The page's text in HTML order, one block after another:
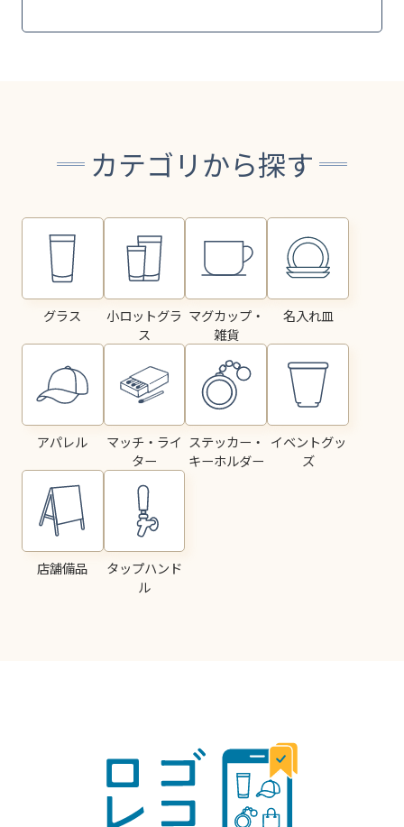
カテゴリから探す
グラス
小ロットグラ
ス
マグカップ・
雑貨
名入れ皿
アパレル
マッチ・ライ
ター
ステッカー・
キーホルダー
イベントグッ
ズ
店舗備品
タップハンド
ル